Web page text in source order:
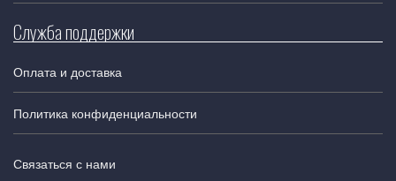
Служба поддержки
Оплата и доставка
Политика конфиденциальности
Связаться с нами